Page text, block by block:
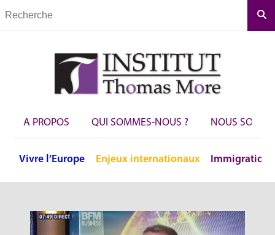
A PROPOS QUI SOMMES-NOUS ? NOUS
Vivre l’Europe Enjeux internationaux Immigration